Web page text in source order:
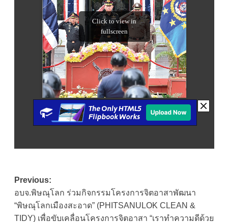
Post
navigation
Previous:
อบจ.พิษณุโลก ร่วมกิจกรรมโครงการจิตอาสาพัฒนา
“พิษณุโลกเมืองสะอาด” (PHITSANULOK CLEAN &
TIDY) เพื่อขับเคลื่อนโครงการจิตอาสา “เราทำความดีด้วย